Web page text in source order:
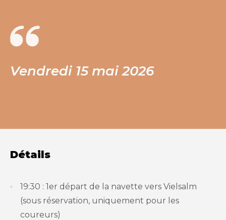
Vendredi 15 mai 2026
Détails
19:30 : 1er départ de la navette vers Vielsalm
(sous réservation, uniquement pour les
coureurs)